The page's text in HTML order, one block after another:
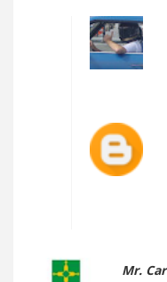
Mr. Car